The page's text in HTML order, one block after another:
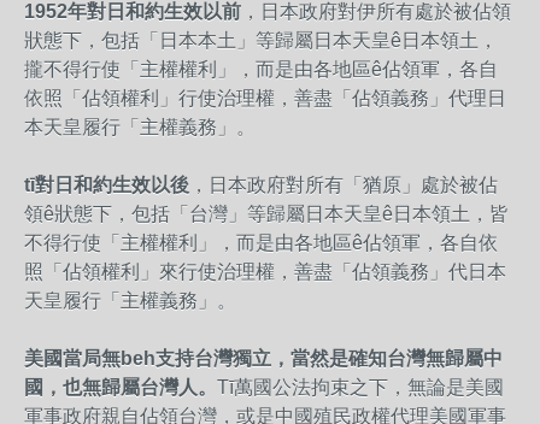
1952年對日和約生效以前 ，日本政府對伊所有處於被佔領
狀態下，包括「日本本土」等歸屬日本天皇ê日本領土，
攏不得行使「主權權利」，而是由各地區ê佔領軍，各自
依照「佔領權利」行使治理權，善盡「佔領義務」代理日
本天皇履行「主權義務」。
tī對日和約生效以後 ，日本政府對所有「猶原」處於被佔
領ê狀態下，包括「台灣」等歸屬日本天皇ê日本領土，皆
不得行使「主權權利」，而是由各地區ê佔領軍，各自依
照「佔領權利」來行使治理權，善盡「佔領義務」代日本
天皇履行「主權義務」。
美國當局無beh支持台灣獨立，當然是確知台灣無歸屬中
國，也無歸屬台灣人。 Tī萬國公法拘束之下，無論是美國
軍事政府親自佔領台灣，或是中國殖民政權代理美國軍事